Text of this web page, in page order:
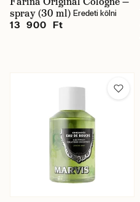
spray (30 ml) Eredeti kölni
13 900 Ft